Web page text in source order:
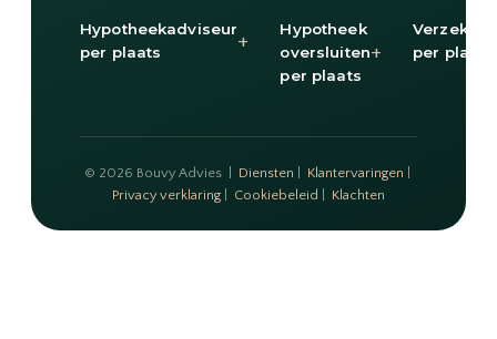
Hypotheekadviseur
per plaats
+
Hypotheek
oversluiten
per plaats
+
per plaats
© 2026 Bouvy Advies | Diensten Klantervaringen
Privacy verklaring
Cookiebeleid Klachten